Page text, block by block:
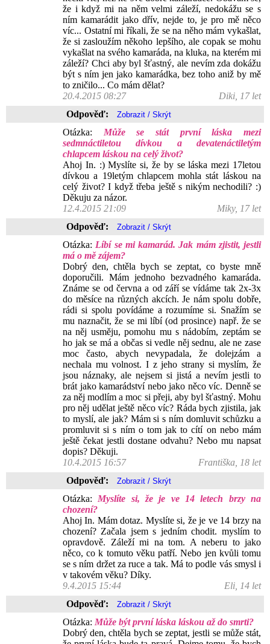
že i když mi na něm velmi záleží, nedokážu se s
ním kamarádit jako dřív, nejde to, je pro mě něco
víc... Ostatní mi říkali, že se na něho mám vykašlat,
že si zasloužím někoho lepšího, ale copak se mohu
vykašlat na svého kamaráda, na kluka, na kterém mi
záleží? Chci aby byl šťastný, ale nevím zda dokážu
být s ním jen jako kamarádka, bez toho aniž by mě
to zničilo... Co mám dělat?
20.4.2015 08:27
Diki, 17 let
Odpověď:
Otázka: Může se stát první láska mezi
sedmnáctiletou dívkou a devatenáctiletým
chlapcem láskou na celý život?
Ahoj In. :) Myslíte si, že by se láska mezi 17letou
dívkou a 19letým chlapcem mohla stát láskou na
celý život? I když třeba ještě s nikým nechodili? :)
Děkuju za názor.
12.4.2015 21:09
Miky, 17 let
Odpověď:
Otázka: Líbí se mi kamarád. Jak mám zjistit, jestli
má o mě zájem?
Dobrý den, chtěla bych se zeptat, co byste mně
doporučili. Mám jednoho bezvadného kamaráda.
Známe se od června a od září se vídáme tak 2x-3x
do měsíce na různých akcích. Je nám spolu dobře,
rádi si spolu povídáme a rozumíme si. Snažím se
mu naznačit, že se mi líbí (od prosince) např. že se
na něj usměju, pomohu mu s nádobím, zeptám se
ho jak se má a občas si vedle něj sednu, ale ne zase
moc často, abych nevypadala, že dolejzám a
nechala mu volnost. I z jeho strany si myslím, že
jsou náznaky, ale nejsem si jistá a nevím jestli to
brát jako kamarádství nebo jako něco víc. Denně se
za něj modlím a moc si přeji, aby byl šťastný. Mohu
pro něj udělat ještě něco víc? Ráda bych zjistila, jak
to myslí, ale jak? Mám si s ním domluvit schůzku a
promluvit si s ním o tom jak to cítí on nebo mám
ještě čekat jestli dostane odvahu? Nebo mu napsat
dopis? Děkuji.
10.4.2015 16:57
Františka, 18 let
Odpověď:
Otázka: Myslíte si, že je ve 14 letech brzy na
chození?
Ahoj In. Mám dotaz. Myslíte si, že je ve 14 brzy na
chození? Začala jsem s jedním chodit. myslím to
opravdově. Záleží mi na tom. A neberu to jako
něco, co k tomuto věku patří. Nebo jen kvůli tomu
se s ním držet za ruce a tak. Má to podle vás smysl i
v takovém věku? Díky.
9.4.2015 15:44
Eli, 14 let
Odpověď:
Otázka: Může být první láska láskou až do smrti?
Dobrý den, chtěla bych se zeptat, jestli se může stát,